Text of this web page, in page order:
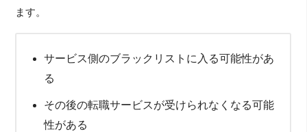
ます。
サービス側のブラックリストに入る可能性があ
る
その後の転職サービスが受けられなくなる可能
性がある